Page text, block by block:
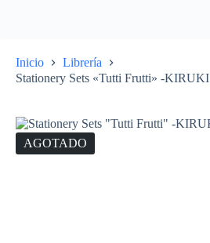
Inicio
Librería
Stationery Sets «Tutti Frutti» -KIRUKI
AGOTADO